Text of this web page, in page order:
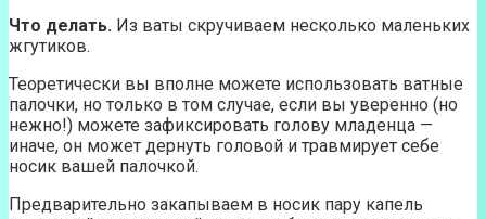
Что делать. Из ваты скручиваем несколько маленьких
жгутиков.
Теоретически вы вполне можете использовать ватные
палочки, но только в том случае, если вы уверенно (но
нежно!) можете зафиксировать голову младенца —
иначе, он может дернуть головой и травмирует себе
носик вашей палочкой.
Предварительно закапываем в носик пару капель